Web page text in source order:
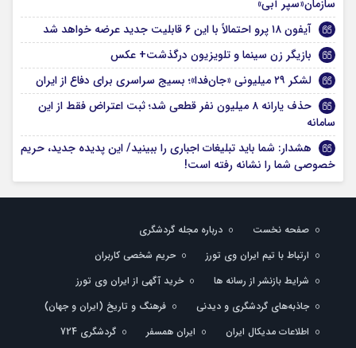
سازمان«سپر آبی»
آیفون ۱۸ پرو احتمالاً با این ۶ قابلیت جدید عرضه خواهد شد
بازیگر زن سینما و تلویزیون درگذشت+ عکس
لشکر ۲۹ میلیونی «جان‌فدا»؛ بسیج سراسری برای دفاع از ایران
حذف یارانه ۸ میلیون نفر قطعی شد؛ ثبت اعتراض فقط از این
سامانه
هشدار: شما باید تبلیغات اجباری را ببینید/ این پدیده جدید، حریم
خصوصی شما را نشانه رفته است!
صفحه نخست
درباره مجله گردشگری
ارتباط با تیم ایران وی تورز
حریم شخصی کاربران
شرایط بازنشر از رسانه ها
خرید آگهی از ایران وی تورز
جاذبه‌های گردشگری و دیدنی
فرهنگ و تاریخ (ایران و جهان)
اطلاعات مدیکال ایران
ایران همسفر گردشگری 724